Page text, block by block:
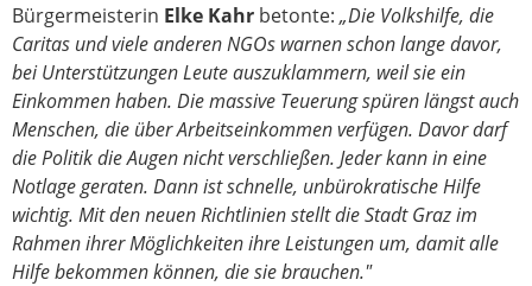
Bürgermeisterin Elke Kahr betonte: „Die Volkshilfe, die
Caritas und viele anderen NGOs warnen schon lange davor,
bei Unterstützungen Leute auszuklammern, weil sie ein
Einkommen haben. Die massive Teuerung spüren längst auch
Menschen, die über Arbeitseinkommen verfügen. Davor darf
die Politik die Augen nicht verschließen. Jeder kann in eine
Notlage geraten. Dann ist schnelle, unbürokratische Hilfe
wichtig. Mit den neuen Richtlinien stellt die Stadt Graz im
Rahmen ihrer Möglichkeiten ihre Leistungen um, damit alle
Hilfe bekommen können, die sie brauchen."